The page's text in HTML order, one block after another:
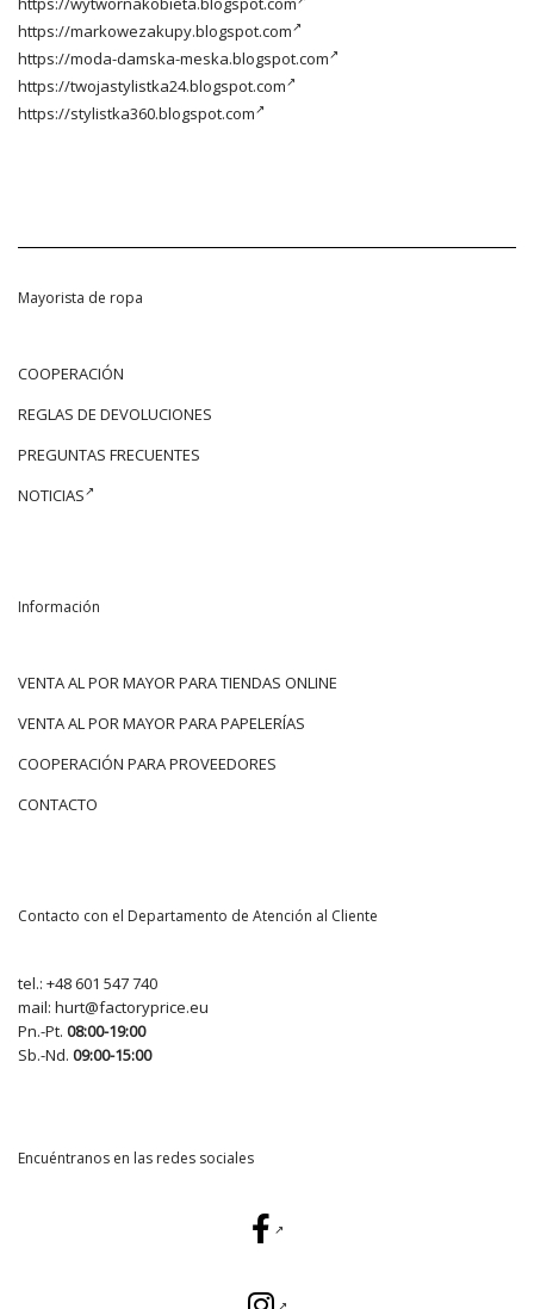
https://markowezakupy.blogspot.com
https://moda-damska-meska.blogspot.com
https://twojastylistka24.blogspot.com
https://stylistka360.blogspot.com
Mayorista de ropa
COOPERACIÓN
REGLAS DE DEVOLUCIONES
PREGUNTAS FRECUENTES
NOTICIAS
Información
VENTA AL POR MAYOR PARA TIENDAS ONLINE
VENTA AL POR MAYOR PARA PAPELERÍAS
COOPERACIÓN PARA PROVEEDORES
CONTACTO
Contacto con el Departamento de Atención al Cliente
tel.: +48 601 547 740
mail: hurt@factoryprice.eu
Pn.-Pt. 08:00-19:00
Sb.-Nd. 09:00-15:00
Encuéntranos en las redes sociales